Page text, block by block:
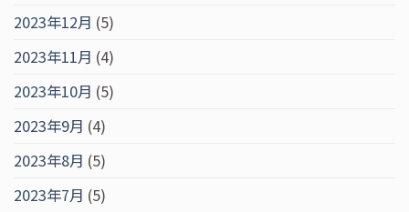
2023年12月 (5)
2023年11月 (4)
2023年10月 (5)
2023年9月 (4)
2023年8月 (5)
2023年7月 (5)